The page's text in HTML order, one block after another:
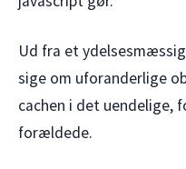
Ud fra et
sige om uforanderlige
cachen i det uendelige,
forældede.